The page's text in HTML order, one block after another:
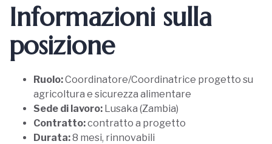
Informazioni sulla
posizione
Ruolo:Coordinatore/Coordinatrice progetto su
agricoltura e sicurezza alimentare
Sede di lavoro: Lusaka (Zambia)
Contratto:contratto a progetto
Durata:8 mesi, rinnovabili